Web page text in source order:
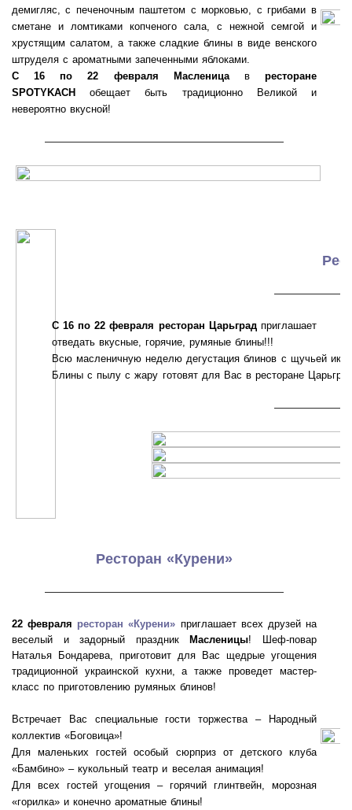
демигляс, с печеночным паштетом с морковью, с грибами в
сметане и ломтиками копченого сала, с нежной семгой и
хрустящим салатом, а также сладкие блины в виде венского
штруделя с ароматными запеченными яблоками.
С 16 по 22 февраля
Масленицав ресторане
SPOTYKACH
обещает быть традиционно Великой и
невероятно вкусной!
———————————————————
С 16 по 22 февраля ресторан Царьград приглашает
отведать вкусные, горячие, румяные блины!!!
Всю масленичную неделю дегустация блинов с щучьей
Блины с пылу с жару готовят для Вас в ресторане
Ресторан «Курени»
———————————————————
22 февраля ресторан «Курени» приглашает всех друзей на
веселый и задорный праздникМасленицы! Шеф-повар
Наталья Бондарева, приготовит для Вас щедрые угощения
традиционной украинской кухни, а также проведет мастер-
класс по приготовлению румяных блинов!
Встречает Вас специальные гости торжества – Народный
коллектив «Боговица»!
Для маленьких гостей особый сюрприз от детского клуба
«Бамбино» – кукольный театр и веселая анимация!
Для всех гостей угощения – горячий глинтвейн, морозная
«горилка» и конечно ароматные блины!